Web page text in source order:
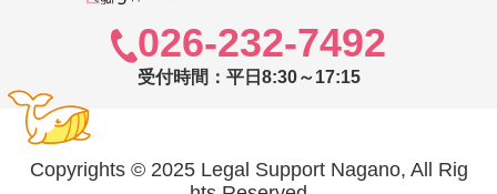
026-232-7492
受付時間：平日8:30～17:15
Copyrights © 2025 Legal Support Nagano, All Rig